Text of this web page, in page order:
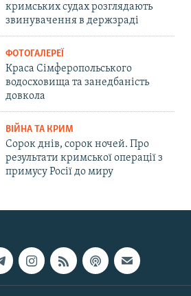
кримських судах розглядають
звинувачення в держзраді
ФОТОГАЛЕРЕЇ
Краса Сімферопольського
водосховища та занедбаність
довкола
ВІЙНА ТА КРИМ
Сорок днів, сорок ночей. Про
результати кримської операції з
примусу Росії до миру